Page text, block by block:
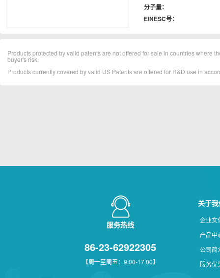
分子量：
EINESC号：
Products protected by valid patents are not offered for sale in countries where
buyer's risk.
Products currently covered by valid US Patents are offered for R&D use in
服务热线
86-23-62922305
【周一至周五：9:00-17:00】
关于
企业文
产品中
公司简
服务优